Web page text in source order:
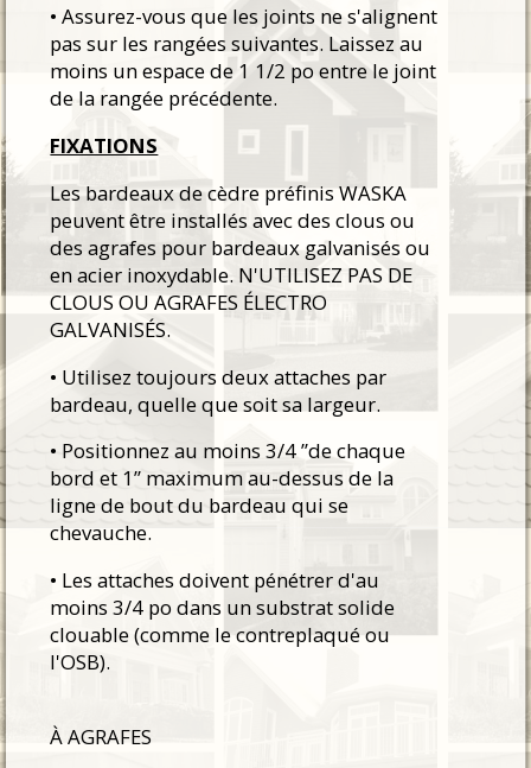
• Assurez-vous que les joints ne s'alignent
pas sur les rangées suivantes. Laissez au
moins un espace de 1 1/2 po entre le joint
de la rangée précédente.
FIXATIONS
Les bardeaux de cèdre préfinis WASKA
peuvent être installés avec des clous ou
des agrafes pour bardeaux galvanisés ou
en acier inoxydable. N'UTILISEZ PAS DE
CLOUS OU AGRAFES ÉLECTRO
GALVANISÉS.
• Utilisez toujours deux attaches par
bardeau, quelle que soit sa largeur.
• Positionnez au moins 3/4 ”de chaque
bord et 1” maximum au-dessus de la
ligne de bout du bardeau qui se
chevauche.
• Les attaches doivent pénétrer d'au
moins 3/4 po dans un substrat solide
clouable (comme le contreplaqué ou
l'OSB).
À AGRAFES